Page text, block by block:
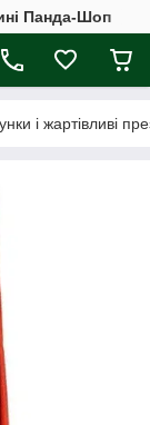
Панда-Шоп
і жартівливі